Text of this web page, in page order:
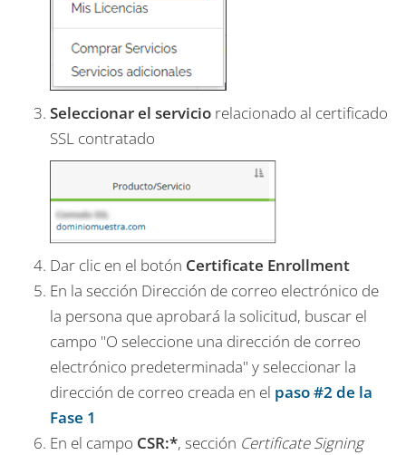
Seleccionar el servicio relacionado al certificado
SSL contratado
Dar clic en el botón Certificate Enrollment
En la sección Dirección de correo electrónico de
la persona que aprobará la solicitud, buscar el
campo "O seleccione una dirección de correo
electrónico predeterminada" y seleccionar la
dirección de correo creada en el paso #2 de la
Fase 1
En el campo CSR:*, sección Certificate Signing